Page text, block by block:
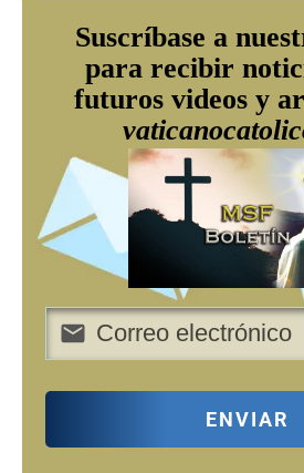
Suscríbase a
para recibir
futuros videos y
ENVIAR